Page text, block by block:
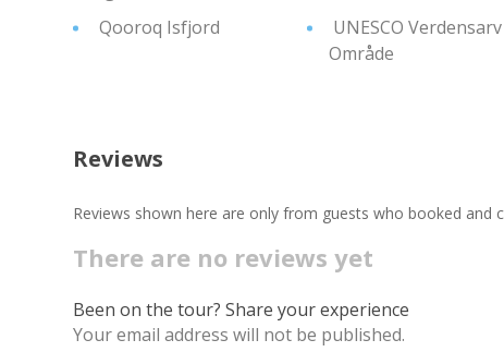
Qooroq Isfjord
UNESCO Verdensarv
Område
Reviews
Reviews shown here are only from guests who booked and
There are no reviews yet
Been on the tour? Share your experience
Your email address will not be published.